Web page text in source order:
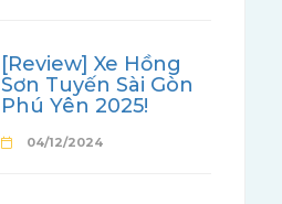
[Review] Xe Hồng
Sơn Tuyến Sài Gòn
Phú Yên 2025!
04/12/2024